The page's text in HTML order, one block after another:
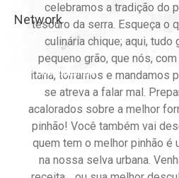
Network
Download here
celebramos a tradição do
tesouro da serra. Esqueça o
culinária chique; aqui, tudo
pequeno grão, que nós,
itana, torramos e mandamos
se atreva a falar mal.
acalorados sobre a melhor
pinhão! Você também vai
quem tem o melhor pinhão é
na nossa selva urbana.